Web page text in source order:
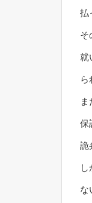
払
そ
就
ら
保
詭
な